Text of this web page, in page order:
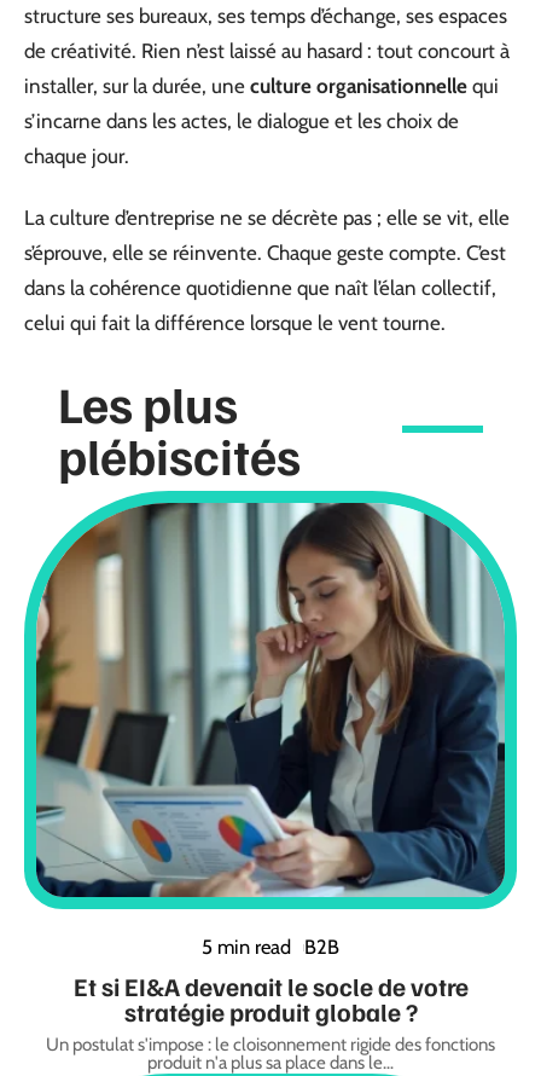
structure ses bureaux, ses temps d’échange, ses espaces
de créativité. Rien n’est laissé au hasard : tout concourt à
installer, sur la durée, une culture organisationnelle qui
s’incarne dans les actes, le dialogue et les choix de
chaque jour.
La culture d’entreprise ne se décrète pas ; elle se vit, elle
s’éprouve, elle se réinvente. Chaque geste compte. C’est
dans la cohérence quotidienne que naît l’élan collectif,
celui qui fait la différence lorsque le vent tourne.
Les plus
plébiscités
5 min read B2B
Et si EI&A devenait le socle de votre
stratégie produit globale ?
Un postulat s'impose : le cloisonnement rigide des fonctions
produit n'a plus sa place dans le…